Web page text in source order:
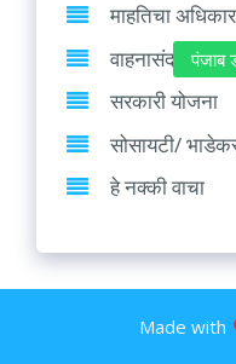
माहतिचा
वाहनासंदर्भात
सरकारी योजना
सोसायटी/
हे नक्की वाचा
Made with